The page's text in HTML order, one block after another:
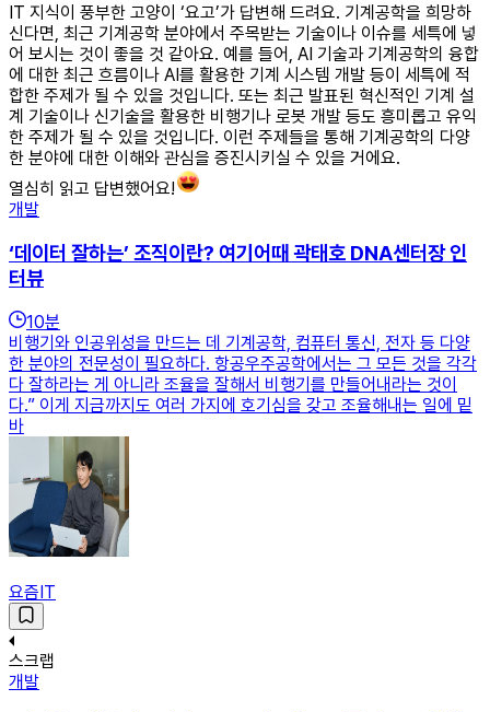
IT 지식이 풍부한 고양이 ‘요고’가 답변해 드려요. 기계공학을 희망하
신다면, 최근 기계공학 분야에서 주목받는 기술이나 이슈를 세특에 넣
어 보시는 것이 좋을 것 같아요. 예를 들어, AI 기술과 기계공학의 융합
에 대한 최근 흐름이나 AI를 활용한 기계 시스템 개발 등이 세특에 적
합한 주제가 될 수 있을 것입니다. 또는 최근 발표된 혁신적인 기계 설
계 기술이나 신기술을 활용한 비행기나 로봇 개발 등도 흥미롭고 유익
한 주제가 될 수 있을 것입니다. 이런 주제들을 통해 기계공학의 다양
한 분야에 대한 이해와 관심을 증진시키실 수 있을 거에요.
열심히 읽고 답변했어요!
개발
‘데이터 잘하는’ 조직이란? 여기어때 곽태호 DNA센터장 인
터뷰
10분
비행기와 인공위성을 만드는 데 기계공학, 컴퓨터 통신, 전자 등 다양
한 분야의 전문성이 필요하다. 항공우주공학에서는 그 모든 것을 각각
다 잘하라는 게 아니라 조율을 잘해서 비행기를 만들어내라는 것이
다.” 이게 지금까지도 여러 가지에 호기심을 갖고 조율해내는 일에 밑
바
요즘IT
스크랩
개발